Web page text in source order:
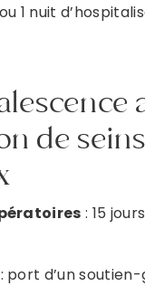
1 nuit
de seins
: 15
: port d’un